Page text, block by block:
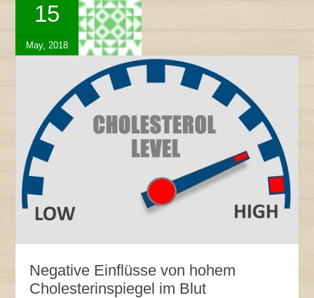
15
May, 2018
Negative Einflüsse von hohem
Cholesterinspiegel im Blut